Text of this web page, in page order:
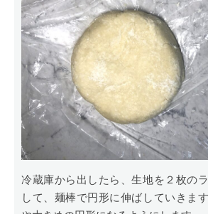
冷蔵庫から出したら、生地を２枚の
して、麺棒で円形に伸ばしていきま